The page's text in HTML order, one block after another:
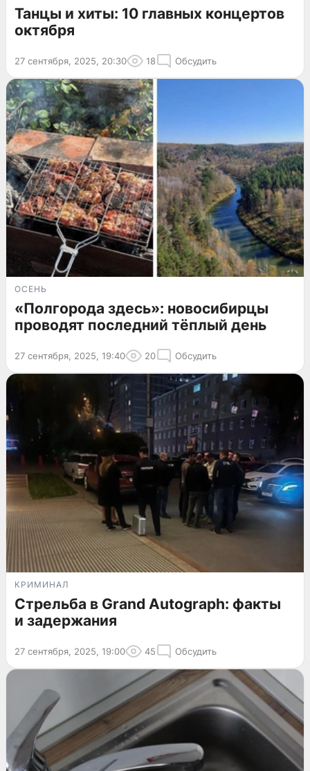
Танцы и хиты: 10 главных концертов
октября
27 сентября, 2025, 20:30 18 Обсудить
ОСЕНЬ
«Полгорода здесь»: новосибирцы
проводят последний тёплый день
27 сентября, 2025, 19:40 20 Обсудить
КРИМИНАЛ
Стрельба в Grand Autograph: факты
и задержания
27 сентября, 2025, 19:00 45 Обсудить